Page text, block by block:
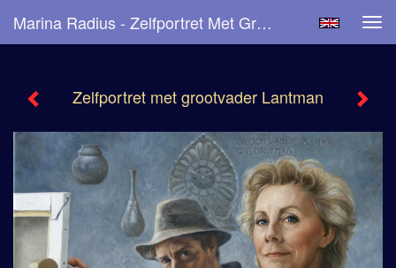
Marina Radius - Zelfportret Met Grootvader Lantman
Zelfportret met grootvader Lantman